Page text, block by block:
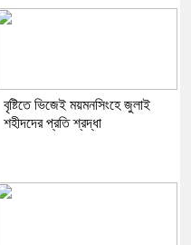
বৃষ্টিতে ভিজেই ময়মনসিংহে জুলাই
শহীদদের প্রতি শ্রদ্ধা